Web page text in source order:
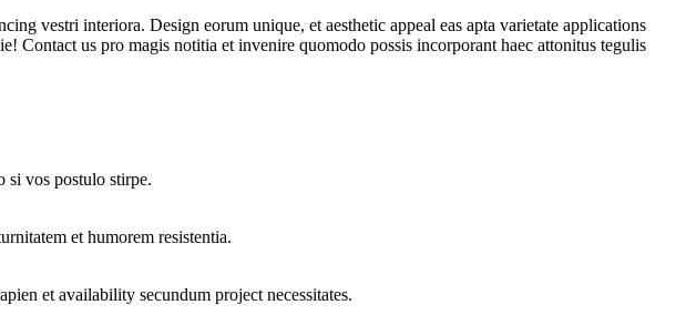
vestri interiora. Design eorum unique, et aesthetic appeal eas apta varietate applications
Contact us pro magis notitia et invenire quomodo possis incorporant haec attonitus tegulis
si vos postulo stirpe.
et humorem resistentia.
et availability secundum project necessitates.